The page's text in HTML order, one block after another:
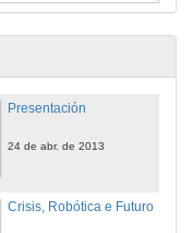
Presentación
24 de abr. de 2013
Crisis, Robótica e Futuro